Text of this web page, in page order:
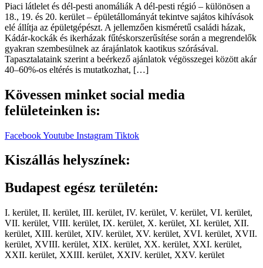
Piaci látlelet és dél-pesti anomáliák A dél-pesti régió – különösen a
18., 19. és 20. kerület – épületállományát tekintve sajátos kihívások
elé állítja az épületgépészt. A jellemzően kisméretű családi házak,
Kádár-kockák és ikerházak fűtéskorszerűsítése során a megrendelők
gyakran szembesülnek az árajánlatok kaotikus szórásával.
Tapasztalataink szerint a beérkező ajánlatok végösszegei között akár
40–60%-os eltérés is mutatkozhat, […]
Kövessen minket social media
felületeinken is:
FacebookYoutube Instagram Tiktok
Kiszállás helyszínek:
Budapest egész területén:
I. kerület, II. kerület, III. kerület, IV. kerület, V. kerület, VI. kerület,
VII. kerület, VIII. kerület, IX. kerület, X. kerület, XI. kerület, XII.
kerület, XIII. kerület, XIV. kerület, XV. kerület, XVI. kerület, XVII.
kerület, XVIII. kerület, XIX. kerület, XX. kerület, XXI. kerület,
XXII. kerület, XXIII. kerület, XXIV. kerület, XXV. kerület